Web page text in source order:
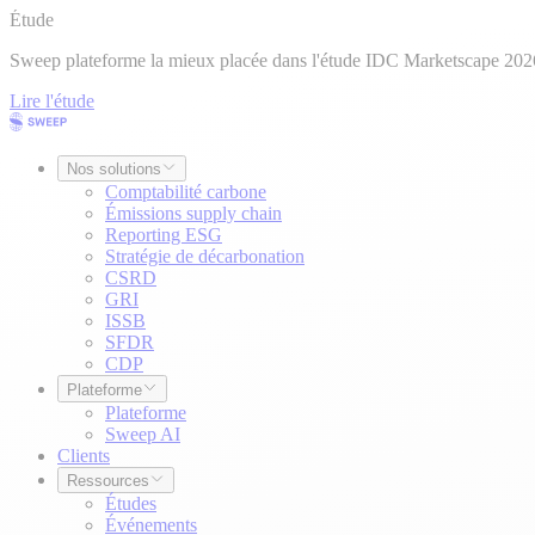
Étude
Sweep plateforme la mieux placée dans l'étude IDC Marketscape
Lire l'étude
Nos solutions
Comptabilité carbone
Émissions supply chain
Reporting ESG
Stratégie de décarbonation
CSRD
GRI
ISSB
SFDR
CDP
Plateforme
Plateforme
Sweep AI
Clients
Ressources
Études
Événements